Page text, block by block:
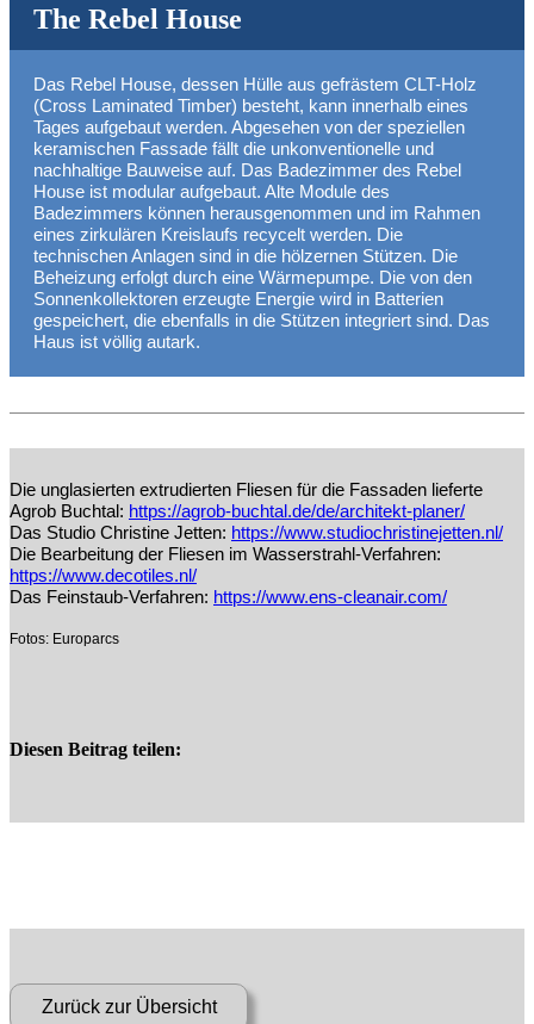
The Rebel House
Das Rebel House, dessen Hülle aus gefrästem CLT-Holz
(Cross Laminated Timber) besteht, kann innerhalb eines
Tages aufgebaut werden. Abgesehen von der speziellen
keramischen Fassade fällt die unkonventionelle und
nachhaltige Bauweise auf. Das Badezimmer des Rebel
House ist modular aufgebaut. Alte Module des
Badezimmers können herausgenommen und im Rahmen
eines zirkulären Kreislaufs recycelt werden. Die
technischen Anlagen sind in die hölzernen Stützen. Die
Beheizung erfolgt durch eine Wärmepumpe. Die von den
Sonnenkollektoren erzeugte Energie wird in Batterien
gespeichert, die ebenfalls in die Stützen integriert sind. Das
Haus ist völlig autark.
Die unglasierten extrudierten Fliesen für die Fassaden lieferte
Agrob Buchtal: https://agrob-buchtal.de/de/architekt-planer/
Das Studio Christine Jetten: https://www.studiochristinejetten.nl/
Die Bearbeitung der Fliesen im Wasserstrahl-Verfahren:
https://www.decotiles.nl/
Das Feinstaub-Verfahren: https://www.ens-cleanair.com/
Fotos: Europarcs
Diesen Beitrag teilen: